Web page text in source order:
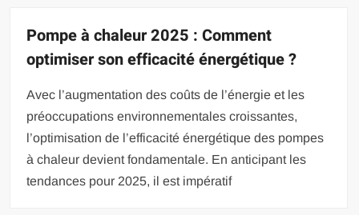
Pompe à chaleur 2025 : Comment
optimiser son efficacité énergétique ?
Avec l’augmentation des coûts de l’énergie et les
préoccupations environnementales croissantes,
l’optimisation de l’efficacité énergétique des pompes
à chaleur devient fondamentale. En anticipant les
tendances pour 2025, il est impératif